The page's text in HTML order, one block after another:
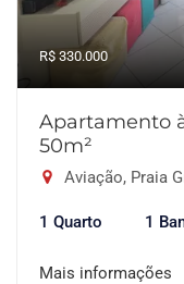
R$ 330.000
Apartamento
50m²
Aviação, Praia
1 Quarto 1
Mais informações